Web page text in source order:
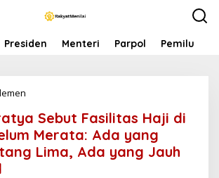
Presiden Menteri Parpol Pemilu
a
l
i
a
Sebut Fasilitas Haji di
Merata: Ada yang
Lima, Ada yang Jauh